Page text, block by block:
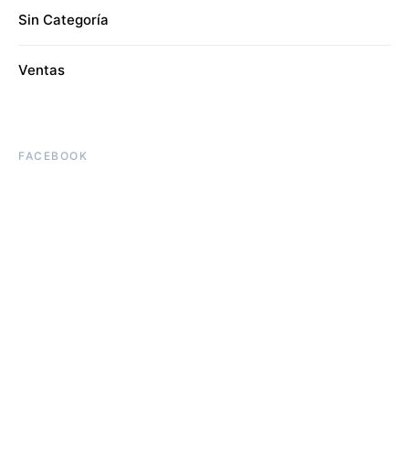
Sin Categoría
Ventas
FACEBOOK